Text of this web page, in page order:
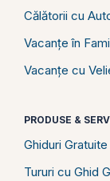
Călătorii cu
Vacanțe în
Vacanțe cu
PRODUSE &
Ghiduri Gratuite
Tururi cu Ghid